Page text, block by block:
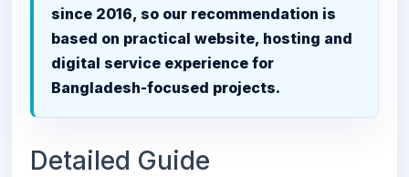
since 2016, so our recommendation is
based on practical website, hosting and
digital service experience for
Bangladesh-focused projects.
Detailed Guide